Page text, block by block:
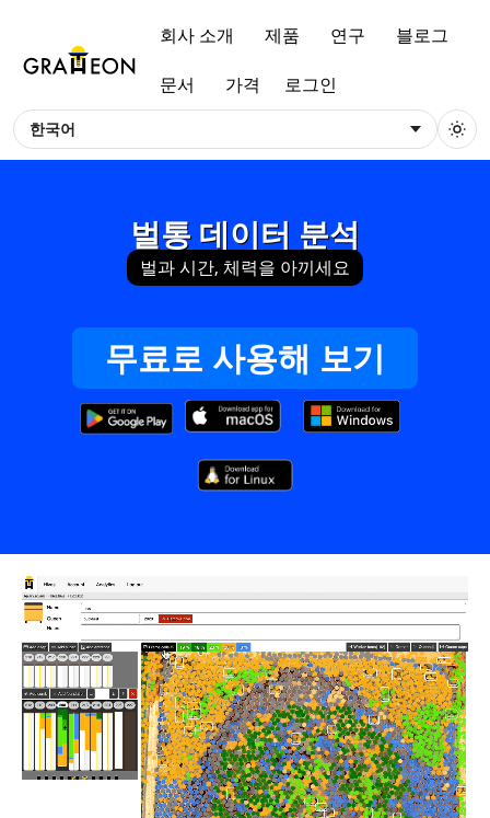
회사 소개 제품 연구 블로그
문서 가격 로그인
한국어
벌통 데이터 분석
벌과 시간, 체력을 아끼세요
무료로 사용해 보기